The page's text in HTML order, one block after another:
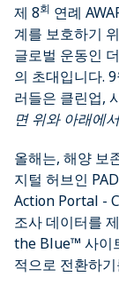
제 8회 연례
계를 보호하기
글로벌 운동인
의 초대입니다.
러들은 클린업,
면 위와 아래에서
올해는, 해양 보
지털 허브인
Action Portal -
조사 데이터를
the Blue™ 사이
적으로 전환하